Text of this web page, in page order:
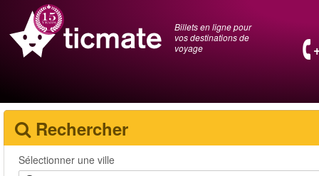
Billets en ligne pour
vos destinations de
voyage
Rechercher
Sélectionner une ville